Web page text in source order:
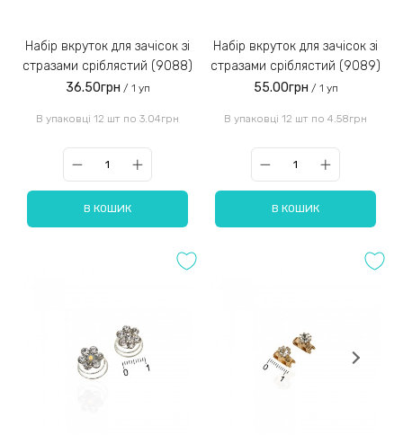
Набір вкруток для зачісок зі
стразами сріблястий (9088)
36.50грн / 1 уп
В упаковці 12 шт по 3.04грн
В КОШИК
Набір вкруток для зачісок зі
стразами сріблястий (9089)
55.00грн / 1 уп
В упаковці 12 шт по 4.58грн
В КОШИК